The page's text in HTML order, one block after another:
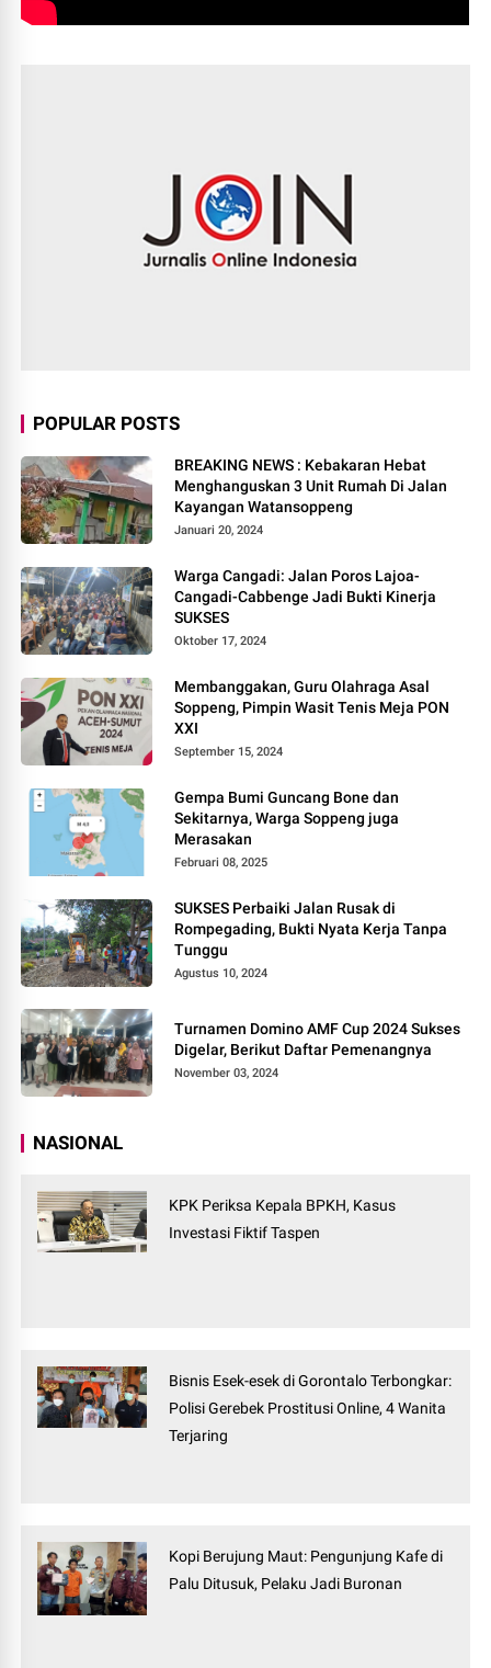
POPULAR POSTS
BREAKING NEWS : Kebakaran Hebat
Menghanguskan 3 Unit Rumah Di Jalan
Kayangan Watansoppeng
Januari 20, 2024
Warga Cangadi: Jalan Poros Lajoa-
Cangadi-Cabbenge Jadi Bukti Kinerja
SUKSES
Oktober 17, 2024
Membanggakan, Guru Olahraga Asal
Soppeng, Pimpin Wasit Tenis Meja PON
XXI
September 15, 2024
Gempa Bumi Guncang Bone dan
Sekitarnya, Warga Soppeng juga
Merasakan
Februari 08, 2025
SUKSES Perbaiki Jalan Rusak di
Rompegading, Bukti Nyata Kerja Tanpa
Tunggu
Agustus 10, 2024
Turnamen Domino AMF Cup 2024 Sukses
Digelar, Berikut Daftar Pemenangnya
November 03, 2024
NASIONAL
KPK Periksa Kepala BPKH, Kasus
Investasi Fiktif Taspen
Bisnis Esek-esek di Gorontalo Terbongkar:
Polisi Gerebek Prostitusi Online, 4 Wanita
Terjaring
Kopi Berujung Maut: Pengunjung Kafe di
Palu Ditusuk, Pelaku Jadi Buronan